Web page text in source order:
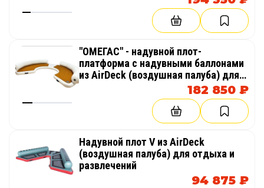
"ОМЕГАС" - надувной плот-
платформа с надувными баллонами
из AirDeck (воздушная палуба) для
182 850 ₽
Надувной плот V из AirDeck
(воздушная палуба) для отдыха и
развлечений
94 875 ₽